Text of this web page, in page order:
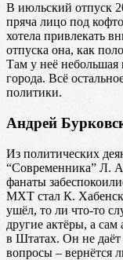
В июльский отпуск
пряча лицо под
хотела привлекать
отпуска она, как
Там у неё небольшая
города. Всё
политики.
Андрей
Из политических
“Современника” Л.
фанаты
МХТ стал К.
ушёл, то ли что-то
другие актёры, а сам
в Штатах. Он не даёт
вопросы – вернётся